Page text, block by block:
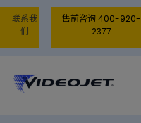
联系我
们
售前咨询 400-920-
2377